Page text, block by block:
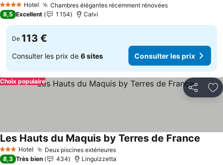
4 Étoiles Hotel Chambres élégantes récemment rénovéesConsulter les
8,5 Excellent 1 154 Calvi
De 113 €
Consulter les prix de 6 sites Consulter les prix
Partager
Choix populaire
3 ÉtoilesHotel Deux piscines extérieuresConsulter les prix
Les Hauts du Maquis by Terres de France
8,3 Très bien 434 Linguizzetta